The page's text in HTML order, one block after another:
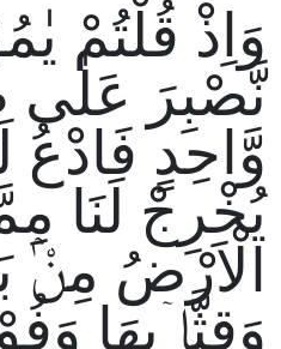
وَاِذْ قُلْتُمْ
نَّصْبِرَ عَلٰى
وَّاحِدٍ فَادْعُ
يُخْرِجْ لَنَا
الْاَرْضُ مِنْۢ
وَقِثَّاۤىِٕهَا